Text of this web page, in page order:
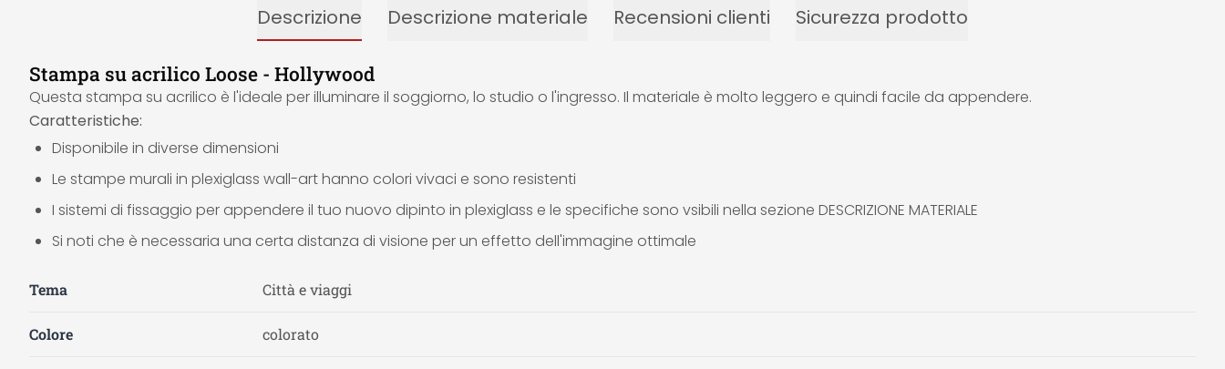
Descrizione Descrizione materiale Recensioni clienti Sicurezza prodotto
Stampa su acrilico Loose - Hollywood
Questa stampa su acrilico è l'ideale per illuminare il soggiorno, lo studio o l'ingresso. Il materiale è molto leggero e quindi facile da appendere.
Caratteristiche:
Disponibile in diverse dimensioni
Le stampe murali in plexiglass wall-art hanno colori vivaci e sono resistenti
I sistemi di fissaggio per appendere il tuo nuovo dipinto in plexiglass e le specifiche sono vsibili nella sezione DESCRIZIONE MATERIALE
Si noti che è necessaria una certa distanza di visione per un effetto dell'immagine ottimale
Tema Città e viaggi
Colore colorato